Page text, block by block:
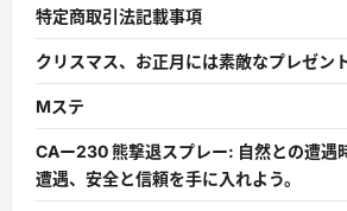
特定商取引法記載事項
クリスマス、お正月には素敵なプレゼン
Mステ
CAー230 熊撃退スプレー: 自然との遭遇
遭遇、安全と信頼を手に入れよう。